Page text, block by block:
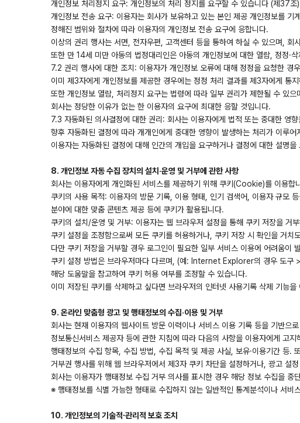
개인정보 처리정지 요구: 개인정보의 처리 정지를 요구할 수 있습니다 (제37
개인정보 전송 요구: 이용자는 회사가 보유하고 있는 본인 제공 개인정보를
정해진 범위와 절차에 따라 이용자의 개인정보 전송 요구에 응합니다.
이상의 권리 행사는 서면, 전자우편, 고객센터 등을 통하여 하실 수 있으며,
또한 만 14세 미만 아동의 법정대리인은 아동의 개인정보에 대한 열람, 정정·
7.2 권리 행사에 대한 조치: 이용자가 개인정보 오류에 대해 정정을 요청한
이미 제3자에게 개인정보를 제공한 경우에는 정정 처리 결과를 제3자에게 통
또한 개인정보 열람, 처리정지 요구는 법령에 따라 일부 권리가 제한될 수 있으
회사는 정당한 이유가 없는 한 이용자의 요구에 최대한 응할 것입니다.
7.3 자동화된 의사결정에 대한 권리: 회사는 이용자에게 법적 또는 중대한 영
향후 자동화된 결정에 따라 개개인에게 중대한 영향이 발생하는 처리가 이루
이용자는 자동화된 결정에 대해 인간의 개입을 요구하거나 결정에 대한 설명
8. 개인정보 자동 수집 장치의 설치·운영 및 거부에 관한 사항
회사는 이용자에게 개인화된 서비스를 제공하기 위해 쿠키(Cookie)를 이용합
쿠키의 사용 목적: 이용자의 방문 기록, 이용 형태, 인기 검색어, 이용자 규모
분야에 대한 맞춤 콘텐츠 제공 등에 쿠키가 활용됩니다.
쿠키의 설치/운영 및 거부: 이용자는 웹 브라우저 설정을 통해 쿠키 저장을 거
쿠키 설정을 조정함으로써 모든 쿠키를 허용하거나, 쿠키 저장 시 확인을 거치
다만 쿠키 저장을 거부할 경우 로그인이 필요한 일부 서비스 이용에 어려움이
쿠키 설정 방법은 브라우저마다 다르며, (예: Internet Explorer의 경우 도구
해당 도움말을 참고하여 쿠키 허용 여부를 조정할 수 있습니다.
이미 저장된 쿠키를 삭제하고 싶다면 브라우저의 인터넷 사용기록 삭제 기능
9. 온라인 맞춤형 광고 및 행태정보의 수집·이용 및 거부
회사는 현재 이용자의 웹사이트 방문 이력이나 서비스 이용 기록 등을 기반으
정보통신서비스 제공자 등에 관한 지침에 따라 다음의 사항을 이용자에게 고지
행태정보의 수집 항목, 수집 방법, 수집 목적 및 제공 사실, 보유·이용기간 등.
거부권 행사를 위해 웹 브라우저에서 제3자 쿠키 차단을 설정하거나, 광고 설
회사는 이용자가 행태정보 수집 거부 의사를 표시한 경우 해당 정보 수집을
※ 행태정보를 식별 가능한 형태로 수집하지 않는 일반적인 통계분석이나 서
10. 개인정보의 기술적∙관리적 보호 조치